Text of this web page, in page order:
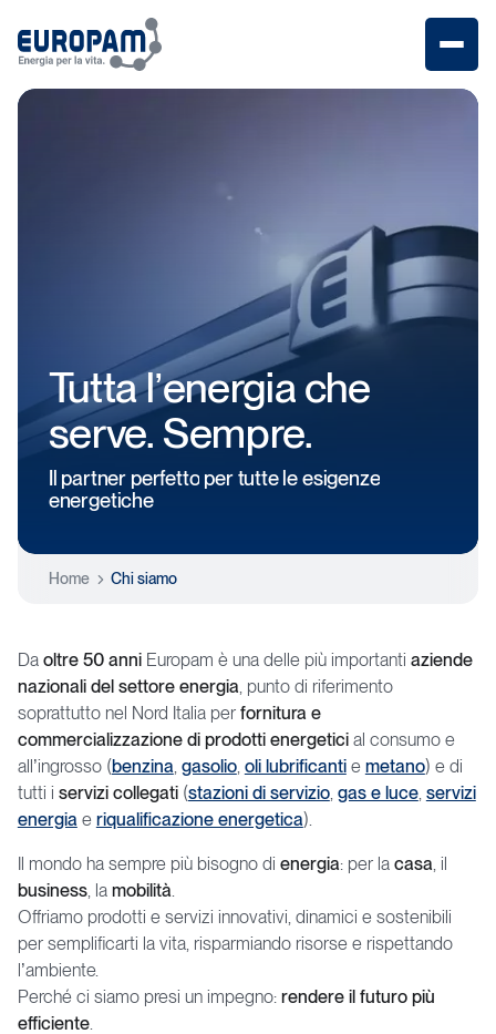
Tuttal’energia che
serve. Sempre.
Il partner perfetto pertutteleesigenze
energetiche
Home Chi siamo
Da oltre 50 anniEuropam è una delle più importanti aziende
nazionali del settore energia, punto di riferimento
soprattutto nel Nord Italia per fornitura e
commercializzazione di prodotti energeticial consumo e
all’ingrosso (benzina, gasolio, oli lubrificantie metano) e di
tutti i servizi collegati(stazioni di servizio, gas e luce, servizi
energiae riqualificazione energetica).
Il mondo ha sempre più bisogno di energia: per la casa, il
business, la mobilità.
Offriamo prodotti e servizi innovativi, dinamici e sostenibili
per semplificarti la vita, risparmiando risorse e rispettando
l’ambiente.
Perché ci siamo presi un impegno: rendere il futuro più
efficiente.